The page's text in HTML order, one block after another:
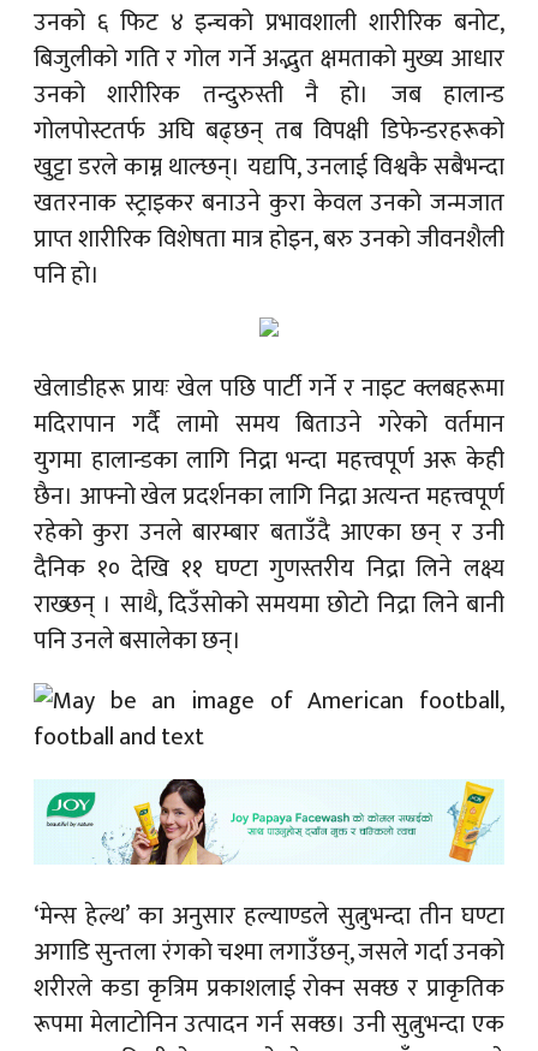
उनको ६ फिट ४ इन्चको प्रभावशाली शारीरिक बनोट,
बिजुलीको गति र गोल गर्ने अद्भुत क्षमताको मुख्य आधार
उनको शारीरिक तन्दुरुस्ती नै हो। जब हालान्ड
गोलपोस्टतर्फ अघि बढ्छन् तब विपक्षी डिफेन्डरहरूको
खुट्टा डरले काम्न थाल्छन्। यद्यपि, उनलाई विश्वकै सबैभन्दा
खतरनाक स्ट्राइकर बनाउने कुरा केवल उनको जन्मजात
प्राप्त शारीरिक विशेषता मात्र होइन, बरु उनको जीवनशैली
पनि हो।
खेलाडीहरू प्रायः खेल पछि पार्टी गर्ने र नाइट क्लबहरूमा
मदिरापान गर्दै लामो समय बिताउने गरेको वर्तमान
युगमा हालान्डका लागि निद्रा भन्दा महत्त्वपूर्ण अरू केही
छैन। आफ्नो खेल प्रदर्शनका लागि निद्रा अत्यन्त महत्त्वपूर्ण
रहेको कुरा उनले बारम्बार बताउँदै आएका छन् र उनी
दैनिक १० देखि ११ घण्टा गुणस्तरीय निद्रा लिने लक्ष्य
राख्छन् । साथै, दिउँसोको समयमा छोटो निद्रा लिने बानी
पनि उनले बसालेका छन्।
‘मेन्स हेल्थ’ का अनुसार हल्याण्डले सुत्नुभन्दा तीन घण्टा
अगाडि सुन्तला रंगको चश्मा लगाउँछन्, जसले गर्दा उनको
शरीरले कडा कृत्रिम प्रकाशलाई रोक्न सक्छ र प्राकृतिक
रूपमा मेलाटोनिन उत्पादन गर्न सक्छ। उनी सुत्नुभन्दा एक